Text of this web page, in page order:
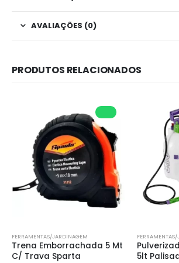
AVALIAÇÕES (0)
PRODUTOS RELACIONADOS
FERRAMENTAS/JARDINAGEM
Trena Emborrachada 5 Mt
C/ Trava Sparta
5lt